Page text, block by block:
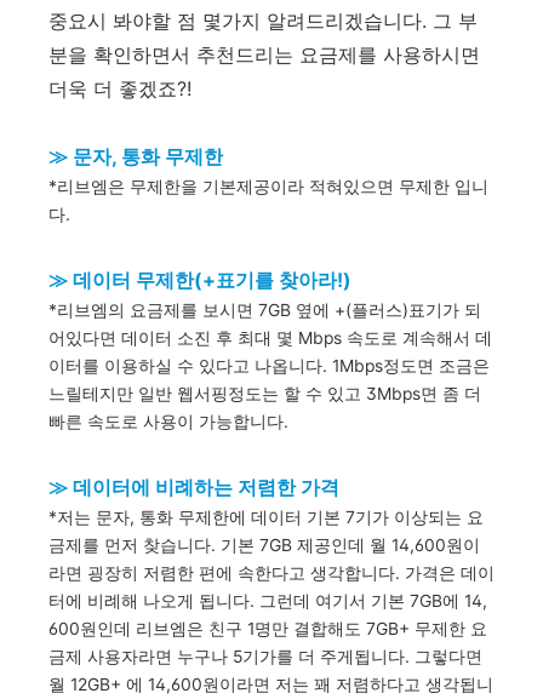
중요시 봐야할 점 몇가지 알려드리겠습니다. 그 부
분을 확인하면서 추천드리는 요금제를 사용하시면
더욱 더 좋겠죠?!
≫ 문자, 통화 무제한
*리브엠은 무제한을 기본제공이라 적혀있으면 무제한 입니
다.
≫ 데이터 무제한(+표기를 찾아라!)
*리브엠의 요금제를 보시면 7GB 옆에 +(플러스)표기가 되
어있다면 데이터 소진 후 최대 몇 Mbps 속도로 계속해서 데
이터를 이용하실 수 있다고 나옵니다. 1Mbps정도면 조금은
느릴테지만 일반 웹서핑정도는 할 수 있고 3Mbps면 좀 더
빠른 속도로 사용이 가능합니다.
≫ 데이터에 비례하는 저렴한 가격
*저는 문자, 통화 무제한에 데이터 기본 7기가 이상되는 요
금제를 먼저 찾습니다. 기본 7GB 제공인데 월 14,600원이
라면 굉장히 저렴한 편에 속한다고 생각합니다. 가격은 데이
터에 비례해 나오게 됩니다. 그런데 여기서 기본 7GB에 14,
600원인데 리브엠은 친구 1명만 결합해도 7GB+ 무제한 요
금제 사용자라면 누구나 5기가를 더 주게됩니다. 그렇다면
월 12GB+ 에 14,600원이라면 저는 꽤 저렴하다고 생각됩니